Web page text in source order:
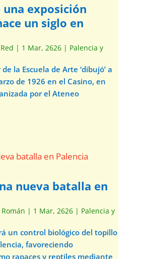
exposición
un siglo en
| 1 Mar, 2626| Palencia y
la Escuela de Arte ‘dibujó’ a
de 1926 en el Casino, en
por el Ateneo
nueva batalla en
| 1 Mar, 2626| Palencia y
un control biológico del topillo
favoreciendo
rapaces y reptiles mediante